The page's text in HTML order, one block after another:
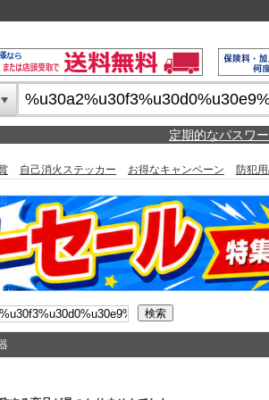
定期的なパスワ
自己消火ステッカー お得なキャンペーン 防犯